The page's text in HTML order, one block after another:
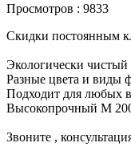
Просмотров : 9833
Скидки постоянным
Экологически
Разные цвета и виды
Подходит для любых
Высокопрочный М
Звоните ,